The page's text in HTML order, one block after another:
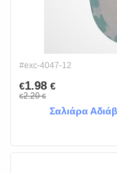
#exc-4047-12
€1.98 €
€2.20€
Σαλιάρα